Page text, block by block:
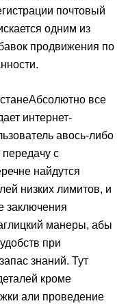
почтовый
одним из
продвижения по
Абсолютно все
интернет-
авось-либо
передачу с
найдутся
низких лимитов, и
заключения
манеры, абы
при
знаний. Тут
кроме
али проведение